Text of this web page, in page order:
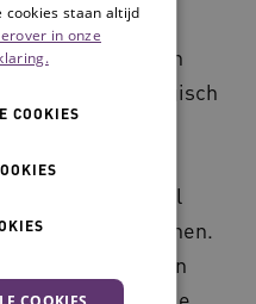
er twee typen
ondersteunen
en strategisch
De
en operationeel
van hun plannen.
zien als een
zorgorganisatie
cookies staan altijd
in onze
COOKIES
COOKIES